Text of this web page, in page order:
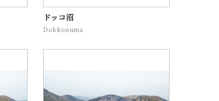
ドッコ沼
Dokkonuma